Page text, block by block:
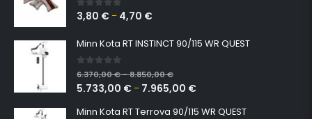
0 out of 5
3,80 € – 4,70 €
Minn Kota RT INSTINCT 90/115 WR QUEST
0 out of 5
6.370,00€–8.850,00€
5.733,00 € – 7.965,00 €
Minn Kota RT Terrova 90/115 WR QUEST